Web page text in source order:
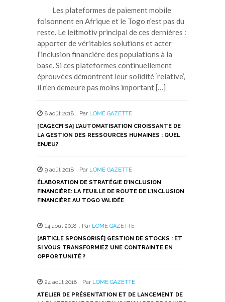
Les plateformes de paiement mobile
foisonnent en Afrique et le Togo n’est pas du
reste. Le leitmotiv principal de ces dernières :
apporter de véritables solutions et acter
l’inclusion financière des populations à la
base. Si ces plateformes continuellement
éprouvées démontrent leur solidité ‘relative’,
il n’en demeure pas moins important […]
8 août 2018 , Par LOME GAZETTE
[CAGECFI SA] L’AUTOMATISATION CROISSANTE DE
LA GESTION DES RESSOURCES HUMAINES : QUEL
ENJEU?
9 août 2018 , Par LOME GAZETTE
ÉLABORATION DE STRATÉGIE D’INCLUSION
FINANCIÈRE: LA FEUILLE DE ROUTE DE L’INCLUSION
FINANCIÈRE AU TOGO VALIDÉE
14 août 2018 , Par LOME GAZETTE
[ARTICLE SPONSORISÉ] GESTION DE STOCKS : ET
SI VOUS TRANSFORMIEZ UNE CONTRAINTE EN
OPPORTUNITÉ ?
24 août 2018 , Par LOME GAZETTE
ATELIER DE PRÉSENTATION ET DE LANCEMENT DE